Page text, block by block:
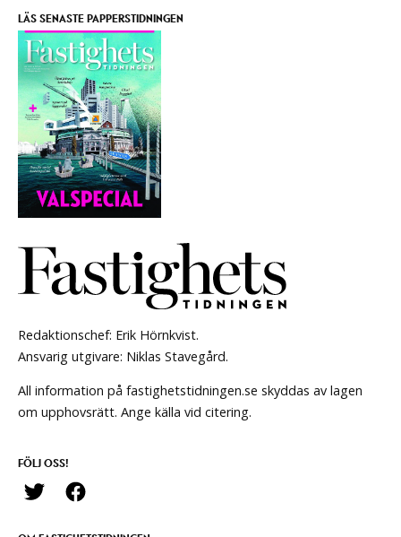
Redaktionschef: Erik Hörnkvist.
Ansvarig utgivare: Niklas Stavegård.
All information på fastighetstidningen.se skyddas av lagen
om upphovsrätt. Ange källa vid citering.
FÖLJ OSS!
LÄS SENASTE PAPPERSTIDNINGEN